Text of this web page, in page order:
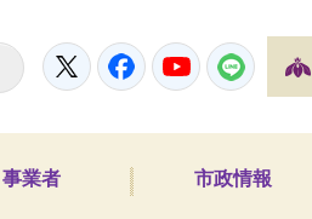
TwitterFacebookYouTubeLINE
事業者 市政情報